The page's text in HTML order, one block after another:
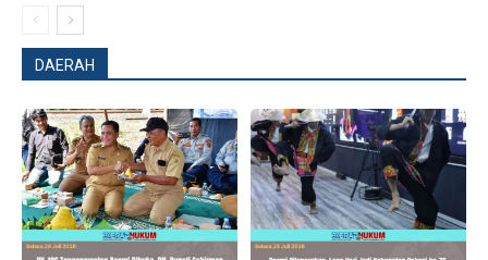
News Week
Magazine PRO
DAERAH